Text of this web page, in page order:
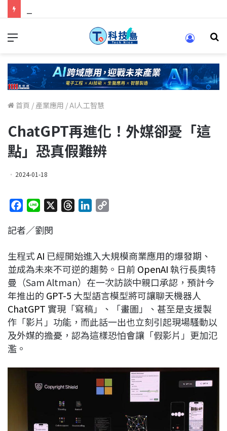
首頁 / 產業應用 /AI人工智慧
ChatGPT再進化！外媒卻憂「這
點」恐真假難辨
2024-01-18
c
b
o
o
k
n
a
d
s
e
d
I
n
L
i
n
k
記者／劉閔
生程式AI 已經開始進入大規模商業應用的爆發期、
並成為未來不可逆的趨勢。日前 OpenAI執行長奧特
曼（Sam Altman）在一次訪談中親口承認，預計今
年推出的 GPT-5 大型語言模型將可讓聊天機器人
ChatGPT 實現「寫稿」、「畫圖」、甚至是支援製
作「影片」功能，而此話一出也立刻引起現場騷動以
及外媒的擔憂，認為這樣恐怕會讓「假影片」更加氾
濫。